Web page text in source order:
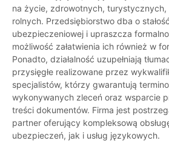
na życie, zdrowotnych, turystycznych,
rolnych. Przedsiębiorstwo dba o
ubezpieczeniowej i upraszcza
możliwość załatwienia ich również w
Ponadto, działalność uzupełniają
przysięgłe realizowane przez
specjalistów, którzy gwarantują
wykonywanych zleceń oraz wsparcie
treści dokumentów. Firma jest
partner oferujący kompleksową
ubezpieczeń, jak i usług językowych.